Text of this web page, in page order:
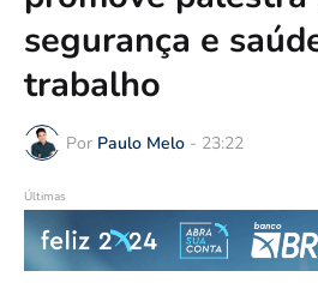
segurança e
trabalho
Por Paulo Melo - 23:22
Últimas